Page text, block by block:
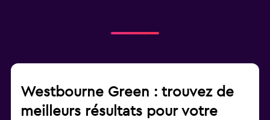
Westbourne Green : trouvez de
meilleurs résultats pour votre